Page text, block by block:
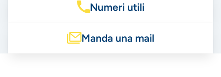
Numeri utili
Manda una mail